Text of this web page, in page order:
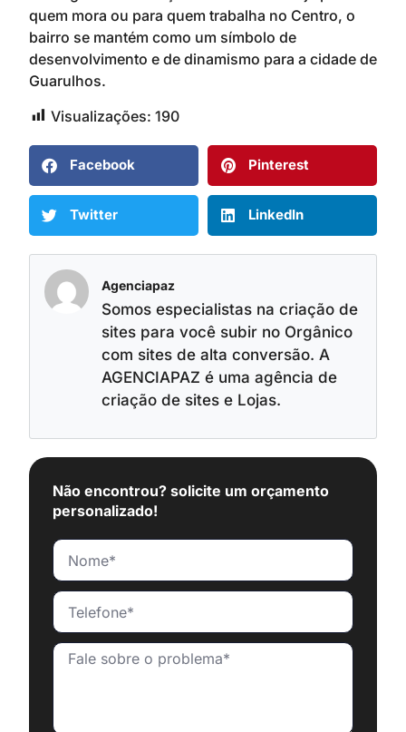
quem mora ou para quem trabalha no Centro, o
bairro se mantém como um símbolo de
desenvolvimento e de dinamismo para a cidade de
Guarulhos.
Visualizações: 190
Facebook Pinterest
Twitter LinkedIn
Agenciapaz
Somos especialistas na criação de
sites para você subir no Orgânico
com sites de alta conversão. A
AGENCIAPAZ é uma agência de
criação de sites e Lojas.
Não encontrou? solicite um orçamento
personalizado!